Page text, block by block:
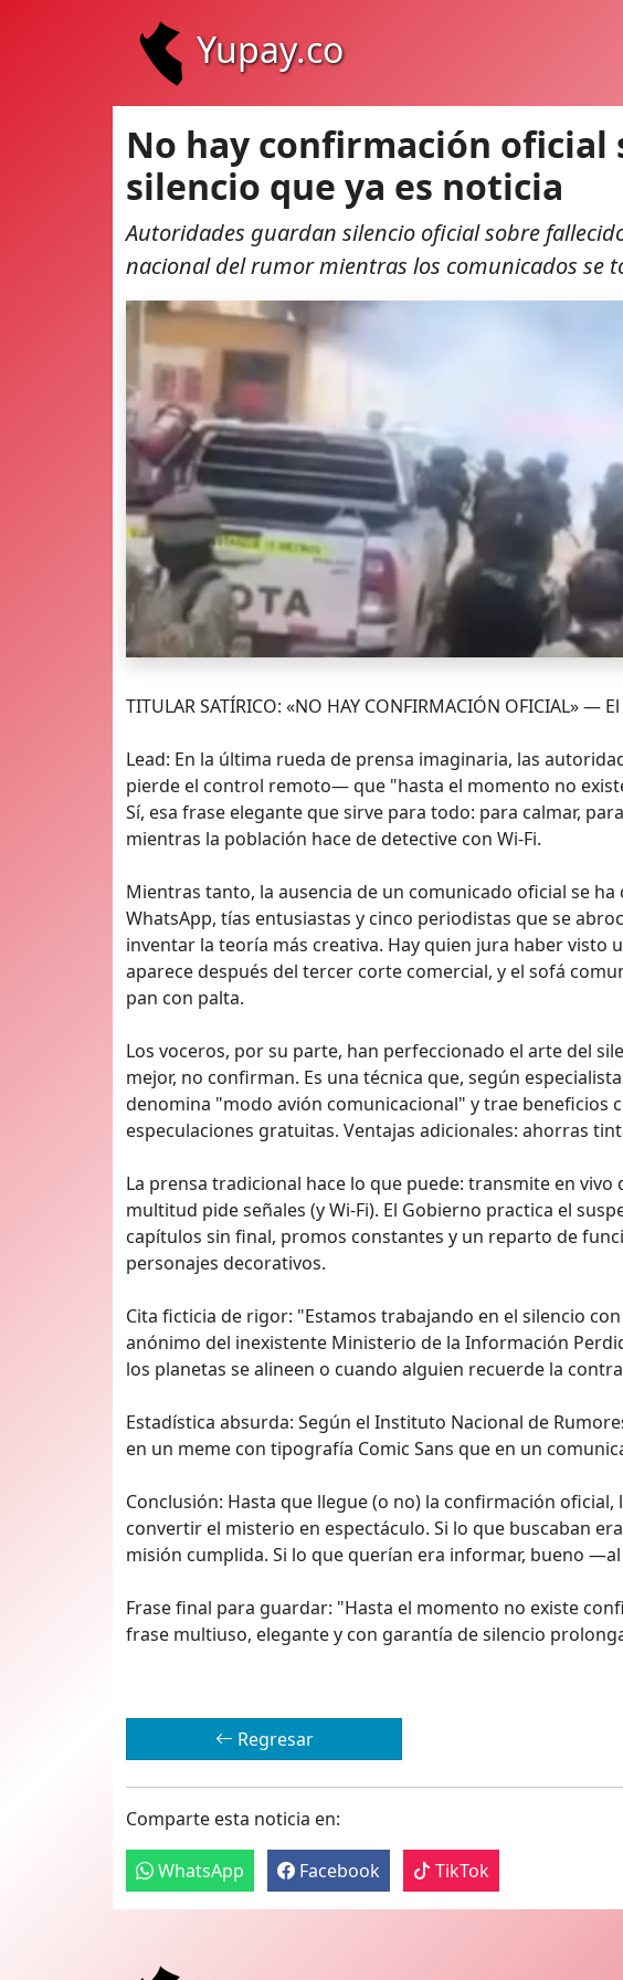
Yupay.co
No hay confirmación oficial
silencio que ya es noticia
Autoridades guardan silencio oficial sobre
nacional del rumor mientras los comunicados se
TITULAR SATÍRICO: «NO HAY CONFIRMACIÓN OFICIAL»
Lead: En la última rueda de prensa imaginaria, las
pierde el control remoto— que "hasta el momento no
Sí, esa frase elegante que sirve para todo: para calmar,
mientras la población hace de detective con Wi‑Fi.
Mientras tanto, la ausencia de un comunicado oficial se
WhatsApp, tías entusiastas y cinco periodistas que se
inventar la teoría más creativa. Hay quien jura haber
aparece después del tercer corte comercial, y el sofá
pan con palta.
Los voceros, por su parte, han perfeccionado el arte del
mejor, no confirman. Es una técnica que, según
denomina "modo avión comunicacional" y trae beneficios
especulaciones gratuitas. Ventajas adicionales: ahorras
La prensa tradicional hace lo que puede: transmite en
multitud pide señales (y Wi‑Fi). El Gobierno practica el
capítulos sin final, promos constantes y un reparto de
personajes decorativos.
Cita ficticia de rigor: "Estamos trabajando en el silencio
anónimo del inexistente Ministerio de la Información
los planetas se alineen o cuando alguien recuerde la
Estadística absurda: Según el Instituto Nacional de
en un meme con tipografía Comic Sans que en un
Conclusión: Hasta que llegue (o no) la confirmación
convertir el misterio en espectáculo. Si lo que buscaban
misión cumplida. Si lo que querían era informar, bueno
Frase final para guardar: "Hasta el momento no existe
frase multiuso, elegante y con garantía de silencio
Regresar
Comparte esta noticia en:
WhatsApp Facebook TikTok